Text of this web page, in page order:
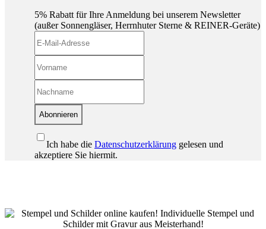
5% Rabatt für Ihre Anmeldung bei unserem Newsletter
(außer Sonnengläser, Herrnhuter Sterne & REINER-Geräte)
Abonnieren
Ich habe die Datenschutzerklärung gelesen und
akzeptiere Sie hiermit.